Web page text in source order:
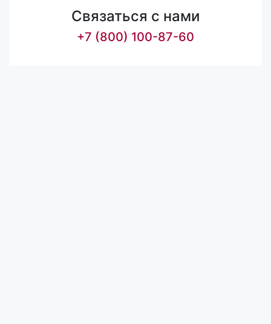
Связаться с нами
+7 (800) 100-87-60